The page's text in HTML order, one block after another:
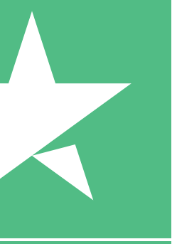
Kreditpaket
nedladdningskrediter. Inget
10 00